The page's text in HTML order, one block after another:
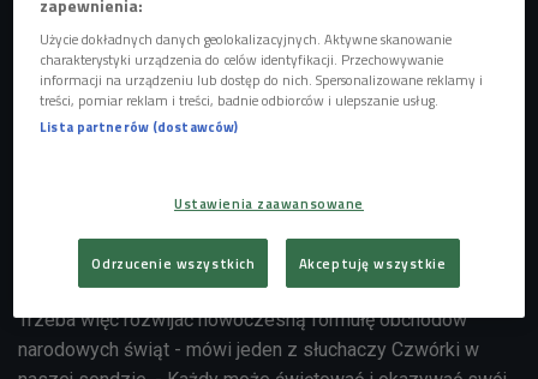
"importowany podmiot wykonawczy" i "trzeba promować
polskich wykonawców". A zaproszenie Brytyjczyków na
Stadion Narodowy byłoby "drenażem niezwykle skromnych
funduszy przeznaczonych na kulturę". Tymczasem już nie
"Przestrzeń wolności" w stoczni Gdańskiej zagrali Rod
Stewart, Kylie Minoque i grupa Scorpions.
- Patriotyzm nie jest już tym samym, czym był kiedyś.
Trzeba więc rozwijać nowoczesną formułę obchodów
narodowych świąt - mówi jeden z słuchaczy Czwórki w
zapewnienia:
Użycie dokładnych danych geolokalizacyjnych. Aktywne skanowanie
charakterystyki urządzenia do celów identyfikacji. Przechowywanie
informacji na urządzeniu lub dostęp do nich. Spersonalizowane reklamy i
treści, pomiar reklam i treści, badnie odbiorców i ulepszanie usług.
Lista partnerów (dostawców)
Ustawienia zaawansowane
Odrzucenie wszystkich Akceptuję wszystkie